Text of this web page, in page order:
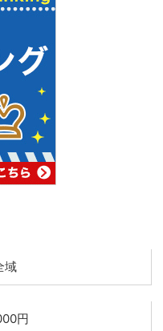
域
円